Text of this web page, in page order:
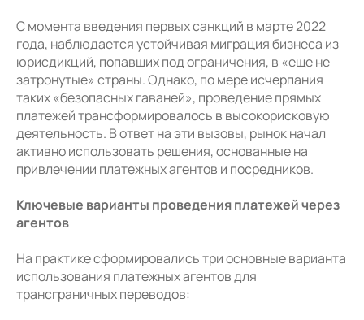
С момента введения первых санкций в марте 2022
года, наблюдается устойчивая миграция бизнеса из
юрисдикций, попавших под ограничения, в «еще не
затронутые» страны. Однако, по мере исчерпания
таких «безопасных гаваней», проведение прямых
платежей трансформировалось в высокорисковую
деятельность. В ответ на эти вызовы, рынок начал
активно использовать решения, основанные на
привлечении платежных агентов и посредников.
Ключевые варианты проведения платежей через
агентов
На практике сформировались три основные варианта
использования платежных агентов для
трансграничных переводов: